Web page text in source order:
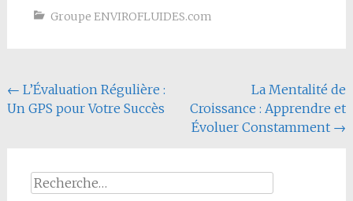
Groupe ENVIROFLUIDES.com
Navigation
de
← L’Évaluation Régulière :
Un GPS pour Votre Succès
La Mentalité de
Croissance : Apprendre et
Évoluer Constamment →
Rechercher :